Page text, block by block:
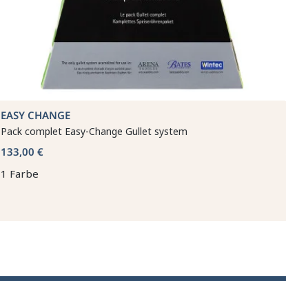
EASY CHANGE
Pack complet Easy-Change Gullet system
133,00 €
1 Farbe